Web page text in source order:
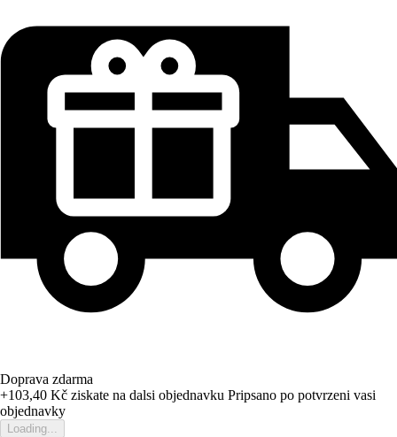
Doprava zdarma
+103,40 Kč ziskate na dalsi objednavku Pripsano po potvrzeni vasi
objednavky
Loading...